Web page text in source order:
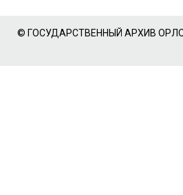
© ГОСУДАРСТВЕННЫЙ АРХИВ